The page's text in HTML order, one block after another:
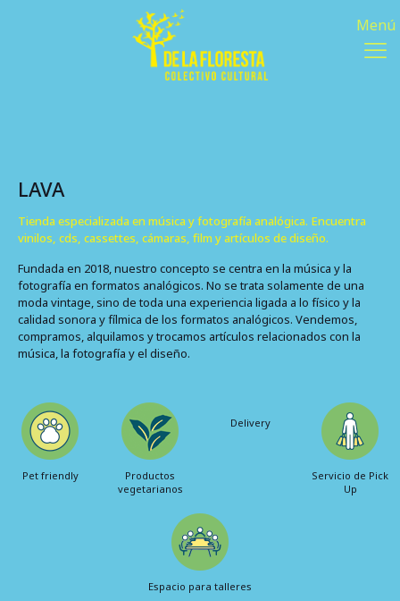
LAVA
Tienda especializada en música y fotografía analógica. Encuentra
vinilos, cds, cassettes, cámaras, film y artículos de diseño.
Fundada en 2018, nuestro concepto se centra en la música y la
fotografía en formatos analógicos. No se trata solamente de una
moda vintage, sino de toda una experiencia ligada a lo físico y la
calidad sonora y fílmica de los formatos analógicos. Vendemos,
compramos, alquilamos y trocamos artículos relacionados con la
música, la fotografía y el diseño.
Pet friendly
Productos
vegetarianos
Delivery
Servicio de Pick
Up
Espacio para talleres